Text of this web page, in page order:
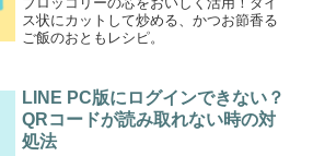
ス状にカットして炒める、かつお節香る
ご飯のおともレシピ。
LINE PC版にログインできない？
QRコードが読み取れない時の対
処法